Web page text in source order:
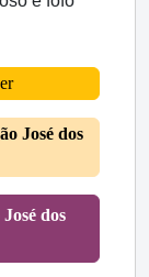
José dos
José dos